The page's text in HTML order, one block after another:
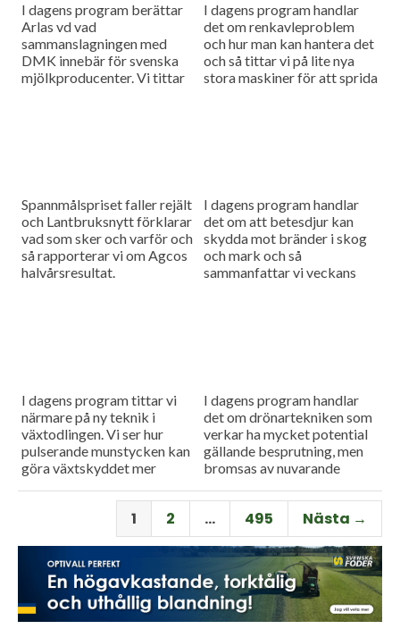
I dagens program berättar
Arlas vd vad
sammanslagningen med
DMK innebär för svenska
mjölkproducenter. Vi tittar
I dagens program handlar
det om renkavleproblem
och hur man kan hantera det
och så tittar vi på lite nya
stora maskiner för att sprida
Spannmålspriset faller rejält
och Lantbruksnytt förklarar
vad som sker och varför och
så rapporterar vi om Agcos
halvårsresultat.
I dagens program handlar
det om att betesdjur kan
skydda mot bränder i skog
och mark och så
sammanfattar vi veckans
I dagens program tittar vi
närmare på ny teknik i
växtodlingen. Vi ser hur
pulserande munstycken kan
göra växtskyddet mer
såmaskin med tre separata
I dagens program handlar
det om drönartekniken som
verkar ha mycket potential
gällande besprutning, men
bromsas av nuvarande
om företaget Ystamaskiners
arbete med
webbtillgänglighet och...
1 2 … 495 Nästa →